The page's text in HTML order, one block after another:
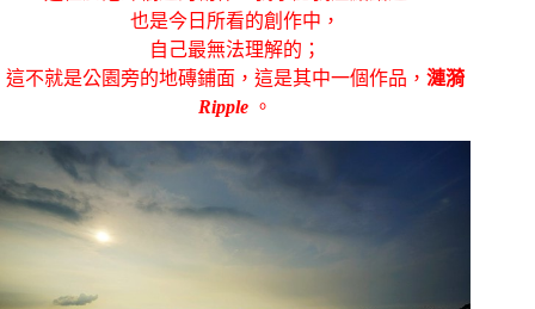
也是今日所看的創作中，
自己最無法理解的；
這不就是公園旁的地磚鋪面，這是其中一個作品，漣漪
Ripple 。